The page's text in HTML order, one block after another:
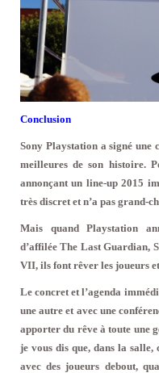
Conclusion
Sony Playstation a signé une
meilleures de son histoire.
annonçant un line-up 2015
très discret et n’a pas grand-
Mais quand Playstation
d’affilée The Last Guardian,
VII, ils font rêver les joueurs
Le concret et l’agenda
une autre et avec une
apporter du rêve à toute une
je vous dis que, dans la salle,
avec des joueurs debout,